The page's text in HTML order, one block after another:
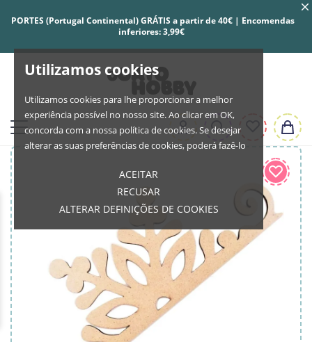
Utilizamos cookies
Utilizamos cookies para lhe proporcionar a melhor
experiência possível no nosso site. Ao clicar em OK,
concorda com a nossa política de cookies. Se desejar
alterar as suas preferências de cookies, poderá fazê-lo
ACEITAR
RECUSAR
ALTERAR DEFINIÇÕES DE COOKIES
PORTES (Portugal Continental) GRÁTIS a partir de 40€ | Encomendas
inferiores: 3,99€